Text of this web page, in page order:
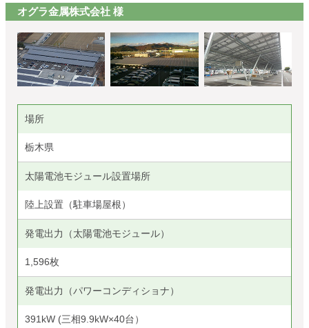
オグラ金属株式会社 様
場所
栃木県
太陽電池モジュール設置場所
陸上設置（駐車場屋根）
発電出力（太陽電池モジュール）
1,596枚
発電出力（パワーコンディショナ）
391kW (三相9.9kW×40台）